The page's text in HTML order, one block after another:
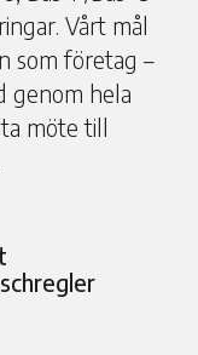
Vårt mål
som företag –
genom hela
möte till